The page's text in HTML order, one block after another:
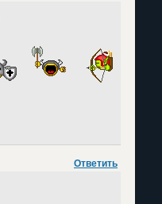
Ответить